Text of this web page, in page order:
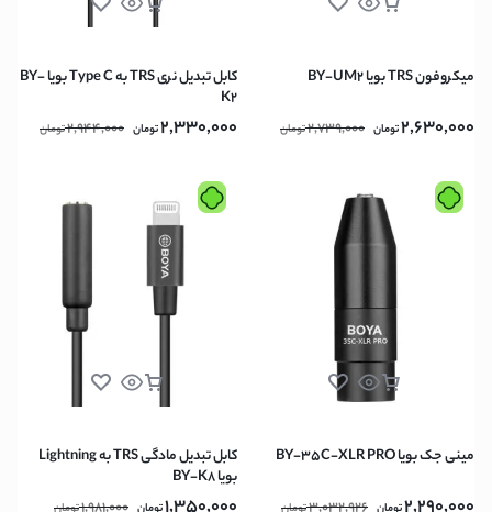
میکروفون TRS بویا BY-UM2
2,630,000تومان 2,739,000تومان
کابل تبدیل نری TRS به Type C بویا BY-
K2
2,330,000تومان 2,944,000تومان
مینی جک بویا BY-35C-XLR PRO
کابل تبدیل مادگی TRS به Lightning
بویا BY-K8